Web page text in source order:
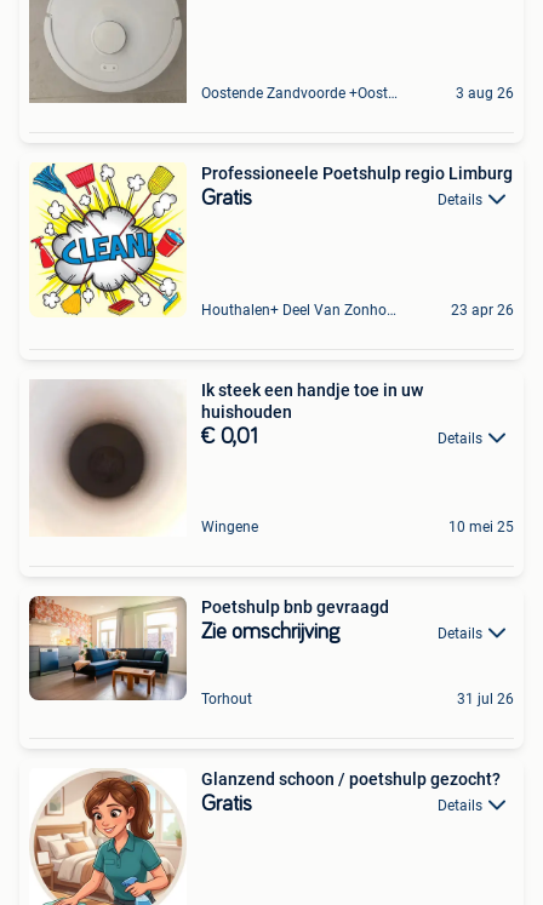
Oostende Zandvoorde +Oostende 3 aug 26
Professioneele Poetshulp regio Limburg
Gratis Details
Houthalen+ Deel Van Zonhoven En Zolder 23 apr 26
Ik steek een handje toe in uw
huishouden
€ 0,01 Details
Wingene 10 mei 25
Poetshulp bnb gevraagd
Zie omschrijving Details
Torhout 31 jul 26
Glanzend schoon / poetshulp gezocht?
Gratis Details